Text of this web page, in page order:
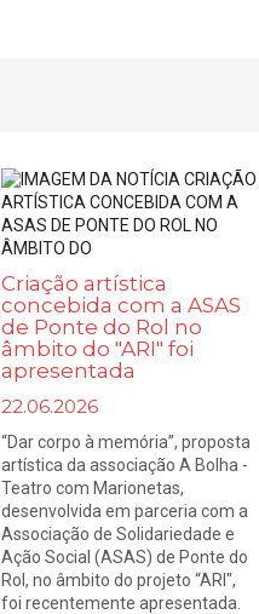
Criação artística
concebida com a ASAS
de Ponte do Rol no
âmbito do "ARI" foi
apresentada
22.06.2026
“Dar corpo à memória”, proposta
artística da associação A Bolha -
Teatro com Marionetas,
desenvolvida em parceria com a
Associação de Solidariedade e
Ação Social (ASAS) de Ponte do
Rol, no âmbito do projeto “ARI",
foi recentemente apresentada.